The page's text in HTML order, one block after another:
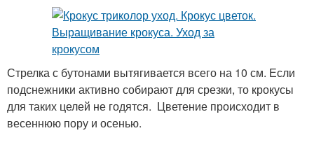
Стрелка с бутонами вытягивается всего на 10 см. Если
подснежники активно собирают для срезки, то крокусы
для таких целей не годятся. Цветение происходит в
весеннюю пору и осенью.